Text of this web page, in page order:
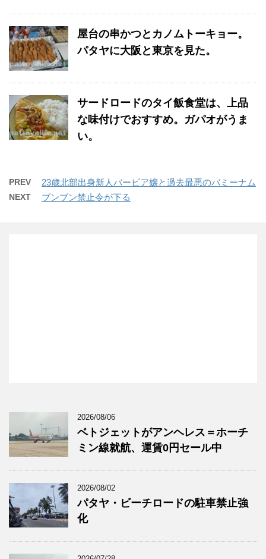
屋台の串かつとカノムトーキョー。
パタヤに大阪と東京を見た。
サードロードのタイ飯食堂は、上品
な味付けでおすすめ。ガパオがうま
い。
PREV 23歳北部出身新人バービア嬢と過去最悪のバミーナム
NEXT ブンブン禁止令が下る
2026/08/06
ベトジェットがアンヘレス＝ホーチ
ミン線就航、運賃0円セール中
2026/08/02
パタヤ・ビーチロードの駐車禁止強
化